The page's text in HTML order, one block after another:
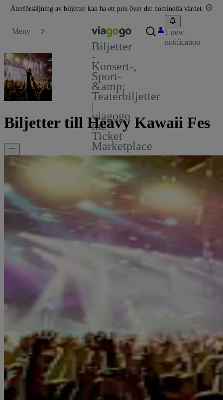
Återförsäljning av biljetter kan ha ett pris över det nominella värdet.
Meny
Biljetter
-
Konsert-,
Sport-
&amp;
Teaterbiljetter
|
viagogo
the
Ticket
Marketplace
1 new
notification
Biljetter till Heavy Kawaii Fes